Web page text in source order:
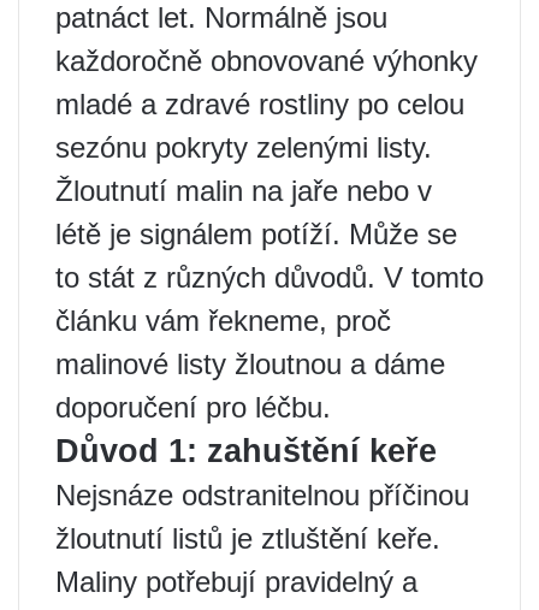
patnáct let. Normálně jsou
každoročně obnovované výhonky
mladé a zdravé rostliny po celou
sezónu pokryty zelenými listy.
Žloutnutí malin na jaře nebo v
létě je signálem potíží. Může se
to stát z různých důvodů. V tomto
článku vám řekneme, proč
malinové listy žloutnou a dáme
doporučení pro léčbu.
Důvod 1: zahuštění keře
Nejsnáze odstranitelnou příčinou
žloutnutí listů je ztluštění keře.
Maliny potřebují pravidelný a